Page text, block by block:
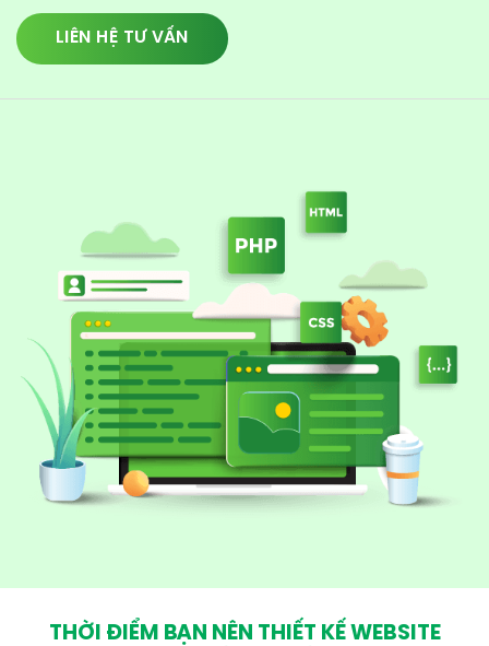
LIÊN HỆ TƯ VẤN
THỜI ĐIỂM BẠN NÊN THIẾT KẾ WEBSITE